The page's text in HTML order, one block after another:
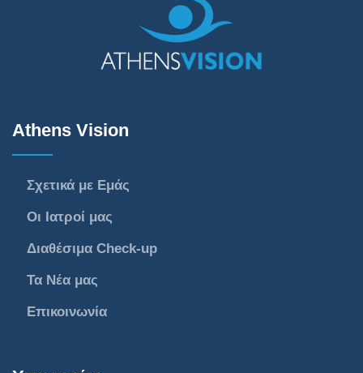
Athens Vision
Σχετικά με Εμάς
Οι Ιατροί μας
Διαθέσιμα Check-up
Τα Νέα μας
Επικοινωνία